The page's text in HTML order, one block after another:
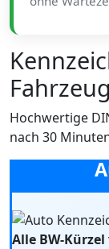
Hochwertige
nach 30
Alle BW-